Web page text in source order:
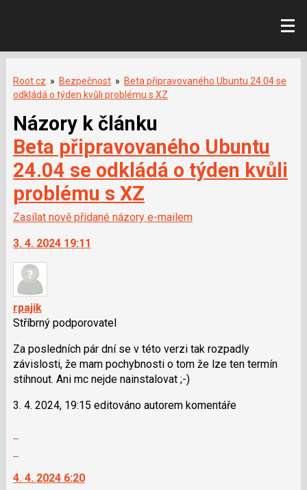
Root.cz » Bezpečnost » Beta připravovaného Ubuntu 24.04 se
odkládá o týden kvůli problému s XZ
Názory k článku
Beta připravovaného Ubuntu
24.04 se odkládá o týden kvůli
problému s XZ
Zasílat nově přidané názory e-mailem
3. 4. 2024 19:11
rpajik
Stříbrný podporovatel
Za posledních pár dní se v této verzi tak rozpadly
závislosti, že mam pochybnosti o tom že lze ten termín
stihnout. Ani mc nejde nainstalovat ;-)
3. 4. 2024, 19:15 editováno autorem komentáře
další
4. 4. 2024 6:20